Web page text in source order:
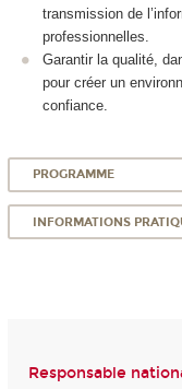
transmission de
professionnelles.
Garantir la qualité,
pour créer un
confiance.
PROGRAMME
INFORMATIONS
Responsable